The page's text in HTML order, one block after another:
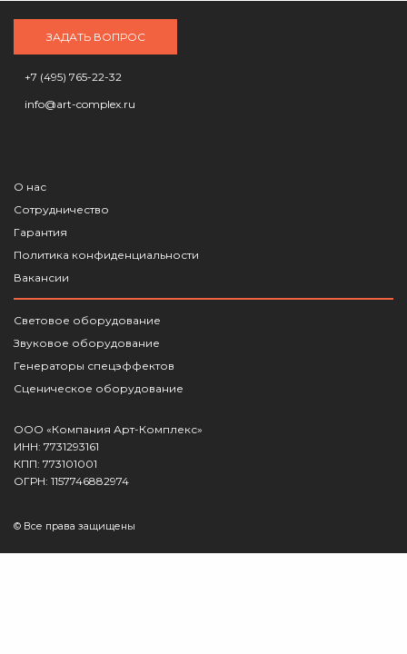
ЗАДАТЬ ВОПРОС
+7 (495) 765-22-32
info@art-complex.ru
О нас
Сотрудничество
Гарантия
Политика конфиденциальности
Вакансии
Световое оборудование
Звуковое оборудование
Генераторы спецэффектов
Сценическое оборудование
ООО «Компания Арт-Комплекс»
ИНН: 7731293161
КПП: 773101001
ОГРН: 1157746882974
© Все права защищены